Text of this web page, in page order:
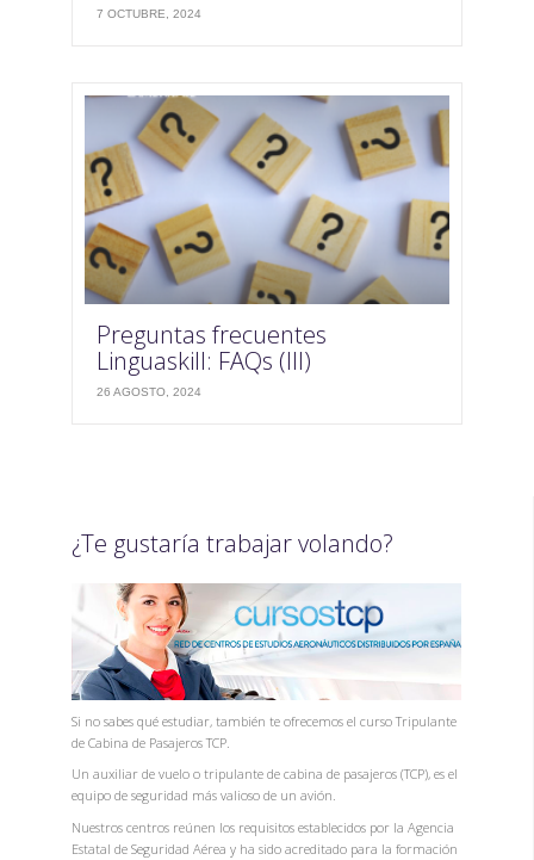
7 OCTUBRE, 2024
Preguntas frecuentes
Linguaskill: FAQs (III)
26 AGOSTO, 2024
¿Te gustaría trabajar volando?
Si no sabes qué estudiar, también te ofrecemos el curso Tripulante
de Cabina de Pasajeros TCP.
Un auxiliar de vuelo o tripulante de cabina de pasajeros (TCP), es el
equipo de seguridad más valioso de un avión.
Nuestros centros reúnen los requisitos establecidos por la Agencia
Estatal de Seguridad Aérea y ha sido acreditado para la formación